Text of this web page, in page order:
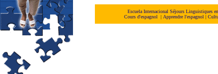
Escuela Internacional Séjours Linguistiques
Cours d'espagnol
| Apprendre l'espagnol |